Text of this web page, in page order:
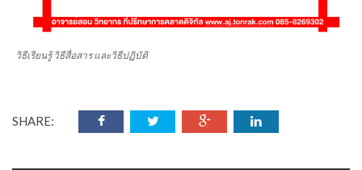
วิธีเรียนรู้ วิธีสื่อสาร และวิธีปฏิบัติ
SHARE: